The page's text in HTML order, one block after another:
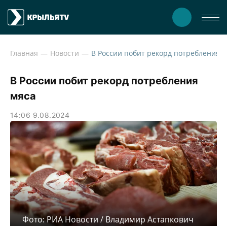
Главная Новости
В России побит рекорд потребления
мяса
14:06 9.08.2024
Фото: РИА Новости / Владимир Астапкович